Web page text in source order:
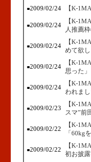
■2009/02/24 【K-
■2009/02/24
【K-
人推薦
■2009/02/24
【K-
めて欲
■2009/02/24
【K-
思った」
■2009/02/24
【K-
われま
■2009/02/23
【K-
スマ”前
■2009/02/22
【K-
「60kg
■2009/02/22
【K-
初お披